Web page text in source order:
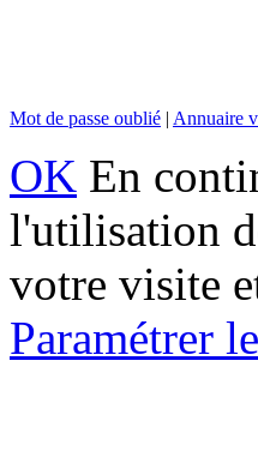
Mot de passe oublié | Annuaire
OK En
l'utilisation
votre visite
Paramétrer